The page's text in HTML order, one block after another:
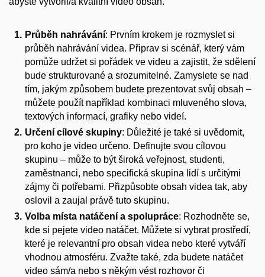
Průběh nahrávání: Prvním krokem je rozmyslet si
průběh nahrávání videa. Připrav si scénář, který vám
pomůže udržet si pořádek ve videu a zajistit, že sdělení
bude strukturované a srozumitelné. Zamyslete se nad
tím, jakým způsobem budete prezentovat svůj obsah –
můžete použít například kombinaci mluveného slova,
textových informací, grafiky nebo videí.
Určení cílové skupiny: Důležité je také si uvědomit,
pro koho je video určeno. Definujte svou cílovou
skupinu – může to být široká veřejnost, studenti,
zaměstnanci, nebo specifická skupina lidí s určitými
zájmy či potřebami. Přizpůsobte obsah videa tak, aby
oslovil a zaujal právě tuto skupinu.
Volba místa natáčení a spolupráce: Rozhodněte se,
kde si pejete video natáčet. Můžete si vybrat prostředí,
které je relevantní pro obsah videa nebo které vytváří
vhodnou atmosféru. Zvažte také, zda budete natáčet
video sám/a nebo s někým vést rozhovor či